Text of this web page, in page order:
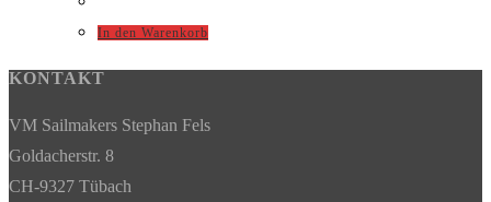
In den Warenkorb
KONTAKT
VM Sailmakers Stephan Fels
Goldacherstr. 8
CH-9327 Tübach